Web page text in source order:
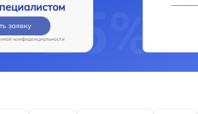
заявку
конфиденциальности